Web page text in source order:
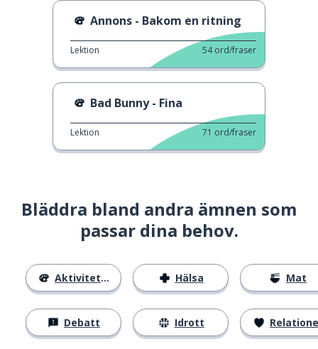
Annons - Bakom en ritning
Lektion 54 ord/fraser
Bad Bunny - Fina
Lektion 71 ord/fraser
Bläddra bland andra ämnen som
passar dina behov.
Aktiviteter
Debatt
Hälsa
Idrott
Mat